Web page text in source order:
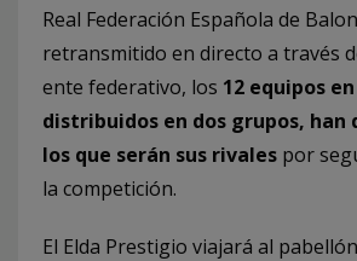
Real Federación Española de
retransmitido en directo a través
ente federativo, los 12 equipos
distribuidos en dos grupos, han
los que serán sus rivales por
la competición.
El Elda Prestigio viajará al